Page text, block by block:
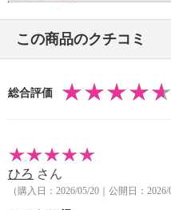
ズ】
＜リニューアル情報（２０
＜配合／無配合表示＞
用
１２０ｍｌ＞
＜ジェミーネフェルタリ
【原産国（地）】
・日本製
この商品のクチコミ
総合評価
ひろ さん
（購入日：2026/05/20｜公開日：2026/